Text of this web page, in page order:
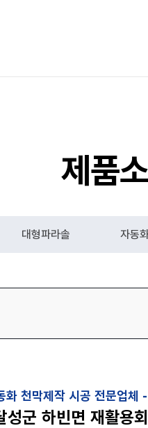
제품
대형파라솔 자동
화 천막제작 시공 전문업체 -
군 하빈면 재활용